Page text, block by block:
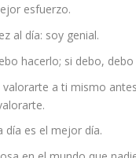
esfuerzo.
al día: soy genial.
hacerlo; si debo,
valorarte a ti mismo
día es el mejor día.